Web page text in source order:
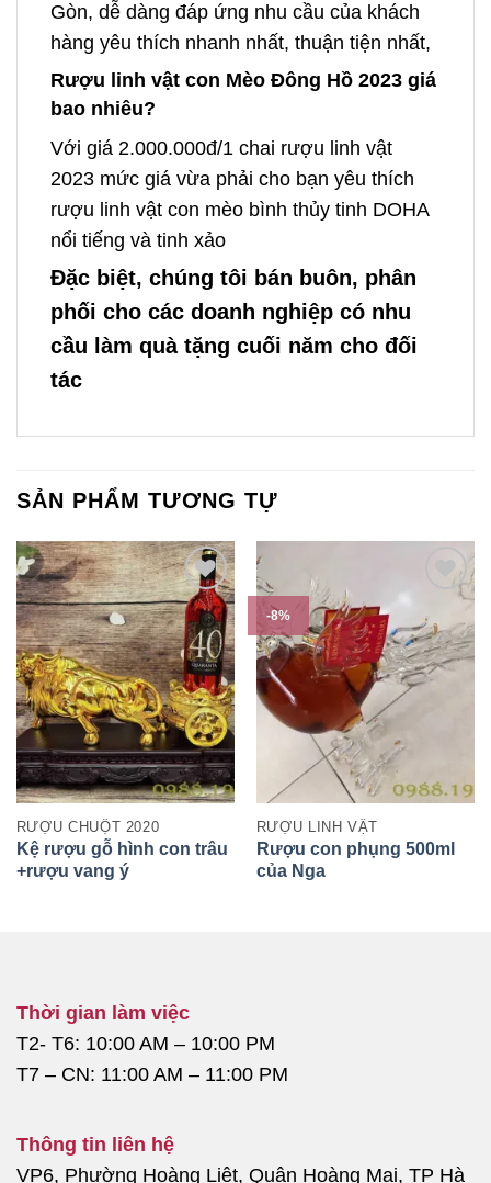
Gòn, dễ dàng đáp ứng nhu cầu của khách
hàng yêu thích nhanh nhất, thuận tiện nhất,
Rượu linh vật con Mèo Đông Hồ 2023 giá
bao nhiêu?
Với giá 2.000.000đ/1 chai rượu linh vật
2023 mức giá vừa phải cho bạn yêu thích
rượu linh vật con mèo bình thủy tinh DOHA
nổi tiếng và tinh xảo
Đặc biệt, chúng tôi bán buôn, phân
phối cho các doanh nghiệp có nhu
cầu làm quà tặng cuối năm cho đối
tác
SẢN PHẨM TƯƠNG TỰ
RƯỢU CHUỘT 2020
Kệ rượu gỗ hình con trâu
+rượu vang ý
-8%
RƯỢU LINH VẬT
Rượu con phụng 500ml
của Nga
Thời gian làm việc
T2- T6: 10:00 AM – 10:00 PM
T7 – CN: 11:00 AM – 11:00 PM
Thông tin liên hệ
VP6, Phường Hoàng Liệt, Quận Hoàng Mai, TP Hà